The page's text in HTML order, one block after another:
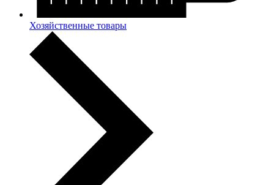
Хозяйственные товары